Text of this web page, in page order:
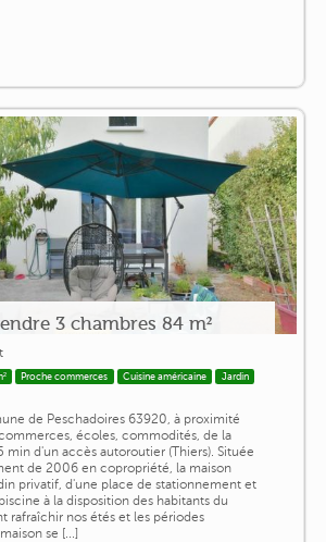
3 chambres 84 m²
Proche commerces Cuisine américaine
Jardin
de Peschadoires 63920, à proximité
écoles, commodités, de la
min d'un accès autoroutier (Thiers). Située
de 2006 en copropriété, la maison
privatif, d'une place de stationnement et
à la disposition des habitants du
rafraîchir nos étés et les périodes
se [...]